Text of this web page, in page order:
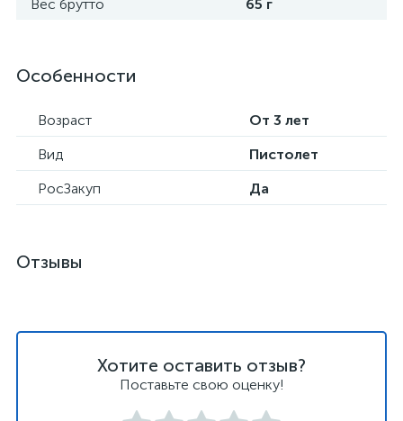
Вес брутто
65 г
Особенности
Возраст
От 3 лет
Вид
Пистолет
РосЗакуп
Да
Отзывы
Хотите оставить отзыв?
Поставьте свою оценку!